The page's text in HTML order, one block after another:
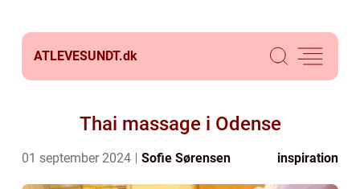
ATLEVESUNDT.dk
Thai massage i Odense
01 september 2024 Sofie Sørensen inspiration